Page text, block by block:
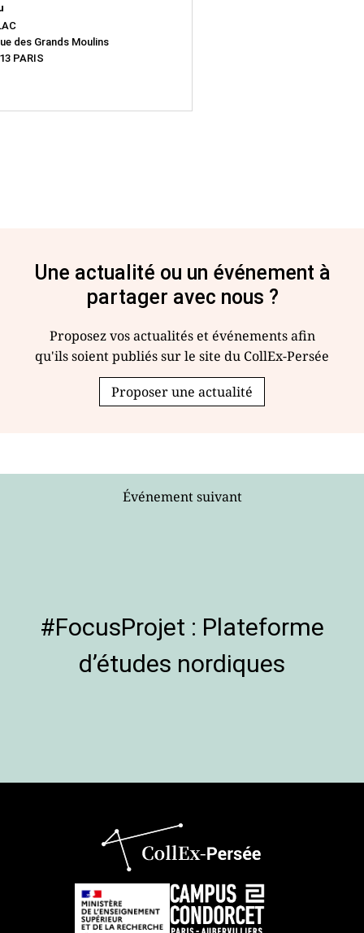
des Grands Moulins
PARIS
Une actualité ou un événement à
partager avec nous ?
Proposez vos actualités et événements afin
qu'ils soient publiés sur le site du CollEx-Persée
Proposer une actualité
Événement suivant
#FocusProjet : Plateforme
d’études nordiques